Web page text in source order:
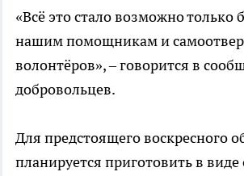
«Всё это стало возможно только
нашим помощникам и
волонтёров», – говорится в
добровольцев.
Для предстоящего воскресного
планируется приготовить в